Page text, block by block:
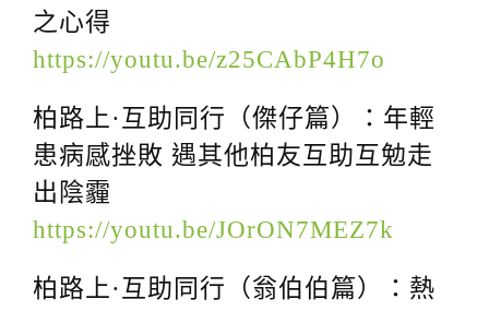
之心得
https://youtu.be/z25CAbP4H7o
柏路上·互助同行（傑仔篇）：年輕
患病感挫敗 遇其他柏友互助互勉走
出陰霾
https://youtu.be/JOrON7MEZ7k
柏路上·互助同行（翁伯伯篇）：熱